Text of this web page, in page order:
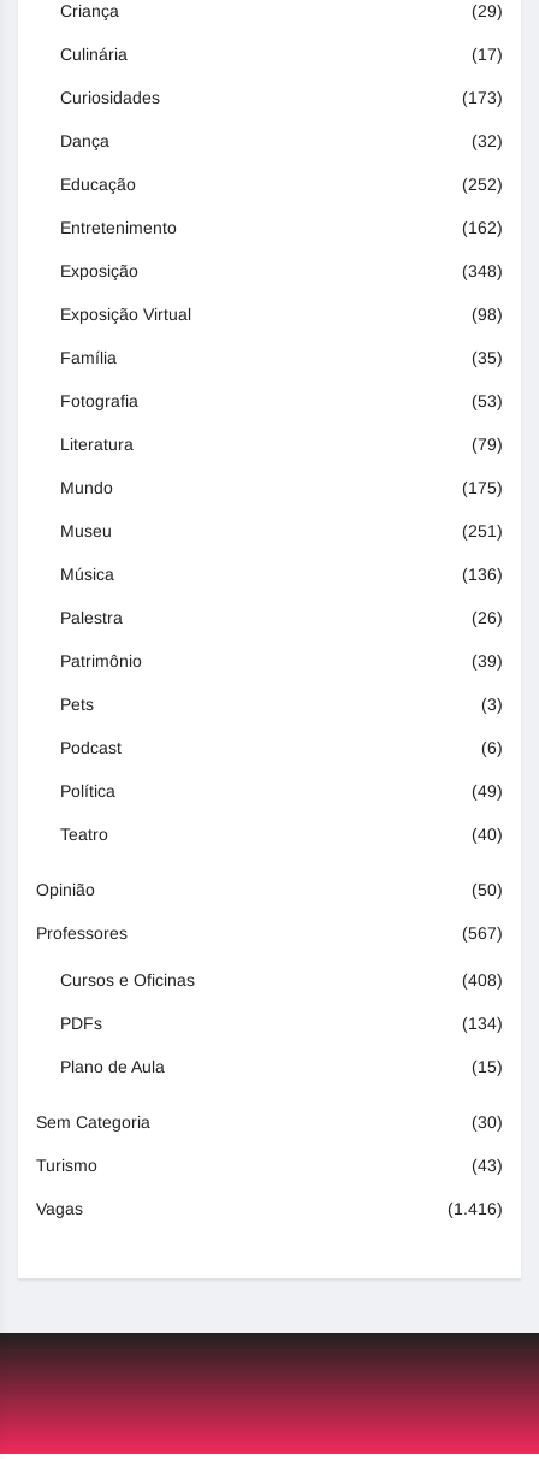
Criança (29)
Culinária (17)
Curiosidades (173)
Dança (32)
Educação (252)
Entretenimento (162)
Exposição (348)
Exposição Virtual (98)
Família (35)
Fotografia (53)
Literatura (79)
Mundo (175)
Museu (251)
Música (136)
Palestra (26)
Patrimônio (39)
Pets (3)
Podcast (6)
Política (49)
Teatro (40)
Opinião (50)
Professores (567)
Cursos e Oficinas (408)
PDFs (134)
Plano de Aula (15)
Sem Categoria (30)
Turismo (43)
Vagas (1.416)